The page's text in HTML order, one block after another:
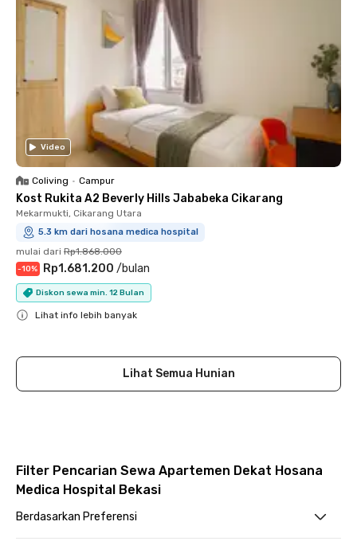
Video
Coliving • Campur
Kost Rukita A2 Beverly Hills Jababeka Cikarang
Mekarmukti, Cikarang Utara
5.3 km dari hosana medica hospital
mulai dari Rp1.868.000
-10% Rp1.681.200 /bulan
Diskon sewa min. 12 Bulan
Lihat info lebih banyak
Lihat Semua Hunian
Filter Pencarian Sewa Apartemen Dekat Hosana
Medica Hospital Bekasi
Berdasarkan Preferensi